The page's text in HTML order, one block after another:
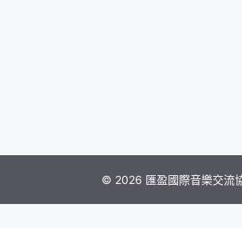
© 2026 匯盈國際音樂交流